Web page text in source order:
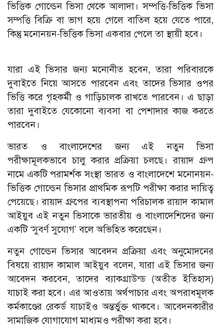
ভিত্তিক গোল্ডেন ভিসা থেকে আলাদা। সম্পত্তি-ভিত্তিক ভিসা
সম্পত্তি বিক্রি বা ভাগ হয়ে গেলে বাতিল হয়ে যেতে পারে,
কিন্তু মনোনয়ন-ভিত্তিক ভিসা একবার পেলে তা স্থায়ী হবে।
যারা এই ভিসার জন্য মনোনীত হবেন, তারা পরিবারকে
দুবাইতে নিয়ে আসতে পারবেন এবং তাদের ভিসার ওপর
ভিত্তি করে গৃহকর্মী ও গাড়িচালক রাখতে পারবেন। এ ছাড়া
তারা দুবাইতে যেকোনো ব্যবসা বা পেশাদার কাজ করতে
পারবেন।
ভারত ও বাংলাদেশের জন্য এই নতুন ভিসা
পরীক্ষামূলকভাবে চালু করার প্রক্রিয়া চলছে। রায়াদ গ্রুপ
নামে একটি পরামর্শক সংস্থা ভারত ও বাংলাদেশে মনোনয়ন-
ভিত্তিক গোল্ডেন ভিসার প্রাথমিক রূপটি পরীক্ষা করার দায়িত্ব
পেয়েছে। রায়াদ গ্রুপের ব্যবস্থাপনা পরিচালক রায়াদ কামাল
আইয়ুব এই নতুন ভিসাকে ভারতীয় ও বাংলাদেশিদের জন্য
একটি ‘সুবর্ণ সুযোগ’ বলে অভিহিত করেছেন।
নতুন গোল্ডেন ভিসার আবেদন প্রক্রিয়া এবং অনুমোদনের
বিষয়ে রায়াদ কামাল আইয়ুব বলেন, যারা এই ভিসার জন্য
আবেদন করবেন, তাদের ব্যাকগ্রাউন্ড (অতীত ইতিহাস)
যাচাই করা হবে। এর আওতায় অর্থপাচার এবং অপরাধমূলক
কর্মকাণ্ডের রেকর্ড যাচাইও অন্তর্ভুক্ত থাকবে। আবেদনকারীর
সামাজিক যোগাযোগ মাধ্যমও পরীক্ষা করা হবে।